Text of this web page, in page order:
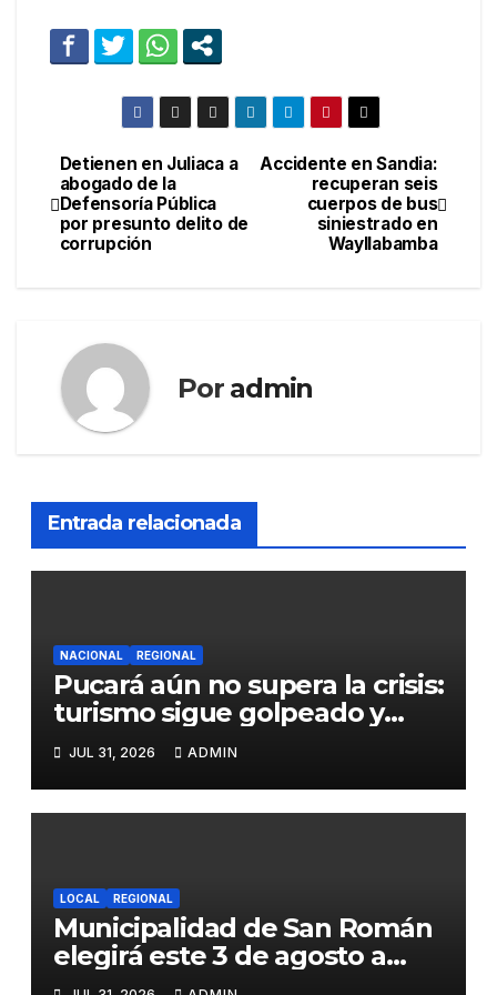
Navegación
de
entradas
Accidente en Sandia:
recuperan seis
cuerpos de bus
siniestrado en
Wayllabamba
Detienen en Juliaca a
abogado de la
Defensoría Pública
por presunto delito de
corrupción
Por admin
Entrada relacionada
NACIONAL REGIONAL
Pucará aún no supera la crisis:
turismo sigue golpeado y
alcaldesa exige al nuevo
Gobierno fondos para obras
paralizadas
JUL 31, 2026 ADMIN
LOCAL REGIONAL
Municipalidad de San Román
elegirá este 3 de agosto a
representantes del Comité